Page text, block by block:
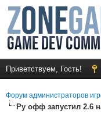
Приветствуем, Гость!
Форум администраторов
Ру офф запустил 2.6